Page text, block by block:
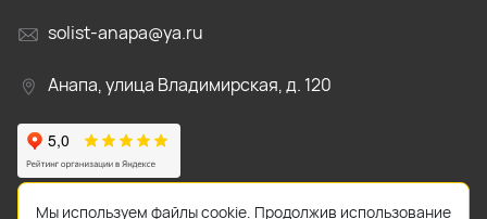
solist-anapa@ya.ru
Анапа, улица Владимирская, д. 120
Мы используем файлы cookie. Продолжив использование